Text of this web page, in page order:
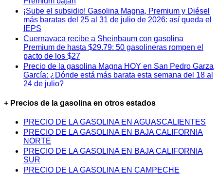
¡Sube el subsidio! Gasolina Magna, Premium y Diésel
más baratas del 25 al 31 de julio de 2026: así queda el
IEPS
Cuernavaca recibe a Sheinbaum con gasolina
Premium de hasta $29.79: 50 gasolineras rompen el
pacto de los $27
Precio de la gasolina Magna HOY en San Pedro Garza
García: ¿Dónde está más barata esta semana del 18 al
24 de julio?
+ Precios de la gasolina en otros estados
PRECIO DE LA GASOLINA EN AGUASCALIENTES
PRECIO DE LA GASOLINA EN BAJA CALIFORNIA
NORTE
PRECIO DE LA GASOLINA EN BAJA CALIFORNIA
SUR
PRECIO DE LA GASOLINA EN CAMPECHE